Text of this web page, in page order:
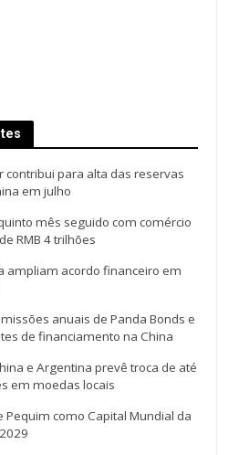
contribui para alta das reservas
em julho
mês seguido com comércio
RMB 4 trilhões
ampliam acordo financeiro em
anuais de Panda Bonds e
de financiamento na China
e Argentina prevê troca de até
em moedas locais
Pequim como Capital Mundial da